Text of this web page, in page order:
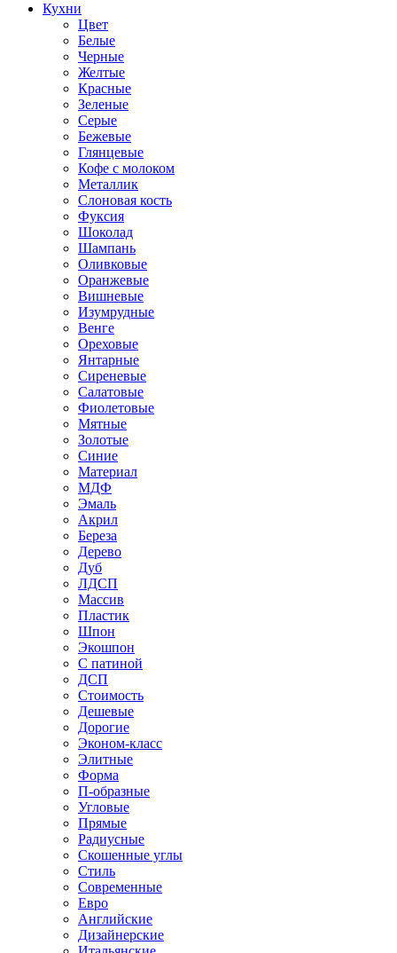
Кухни
Цвет
Белые
Черные
Желтые
Красные
Зеленые
Серые
Бежевые
Глянцевые
Кофе с молоком
Металлик
Слоновая кость
Фуксия
Шоколад
Шампань
Оливковые
Оранжевые
Вишневые
Изумрудные
Венге
Ореховые
Янтарные
Сиреневые
Салатовые
Фиолетовые
Мятные
Золотые
Синие
Материал
МДФ
Эмаль
Акрил
Береза
Дерево
Дуб
ЛДСП
Массив
Пластик
Шпон
Экошпон
С патиной
ДСП
Стоимость
Дешевые
Дорогие
Эконом-класс
Элитные
Форма
П-образные
Угловые
Прямые
Радиусные
Скошенные углы
Стиль
Современные
Евро
Английские
Дизайнерские